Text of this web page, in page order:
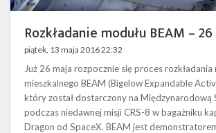
Rozkładanie modułu BEAM –
piątek, 13 maja 2016 22:32
Już 26 maja rozpocznie się proces rozkładania
mieszkalnego BEAM (Bigelow Expandable
który został dostarczony na Międzynarodową
podczas niedawnej misji CRS-8 w bagażniku
Dragon od SpaceX. BEAM jest